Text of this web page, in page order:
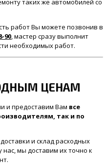
работ Вы можете позвонив в
90 , мастер сразу выполнит
необходимых работ.
ЦЕНАМ
и предоставим Вам все
так и по
и склад расходных
мы доставим их точно к